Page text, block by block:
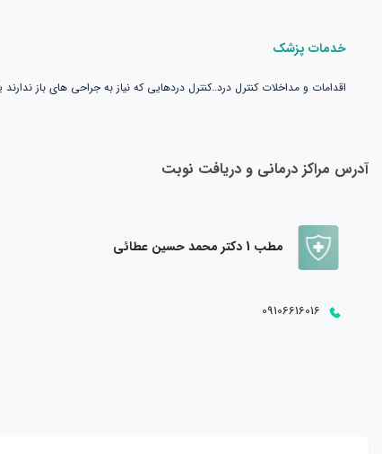
خدمات پزشک
اقدامات و مداخلات کنترل درد..کنترل دردهایی که نیاز به جراحی های باز
آدرس مراکز درمانی و دریافت نوبت
مطب 1 دکتر محمد حسین عطائی
09106616016